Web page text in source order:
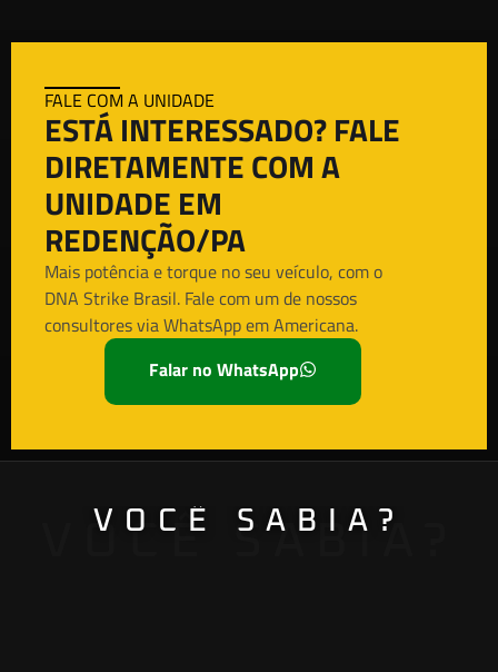
FALE COM A UNIDADE
ESTÁ INTERESSADO? FALE
DIRETAMENTE COM A
UNIDADE EM
REDENÇÃO/PA
Mais potência e torque no seu veículo, com o
DNA Strike Brasil. Fale com um de nossos
consultores via WhatsApp em Americana.
Falar no WhatsApp
VOCÊ SABIA?
VOCÊ SABIA?